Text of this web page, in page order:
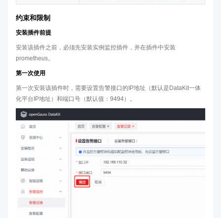
约束和限制
安装插件前提
安装该插件之前，必须先安装实例监控插件，并在插件中安装
prometheus。
第一次使用
第一次安装该插件时，需要设置告警接口的IP地址（默认是DataKit一体
化平台IP地址）和端口号（默认值：9494）。